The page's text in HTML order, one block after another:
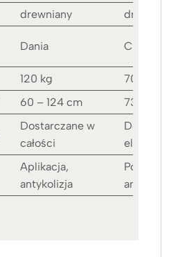
drewniany
drewniany
Dania Chiny
120 kg
70 kg
60 – 124 cm 73,5 – 118
Dostarczane w
całości
Aplikacja,
antykolizja
antykolizja